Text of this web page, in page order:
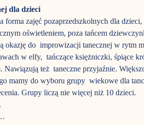
dla dzieci
zajęć pozaprzedszkolnych dla
oświetleniem, poza tańcem
okazję do  improwizacji tanecznej w
w elfy,  tańczące księżniczki, śpiące
też  taneczne przyjaźnie.
mamy do wyboru grupy  wiekowe dla
Grupy liczą nie więcej niż 10 dzieci.